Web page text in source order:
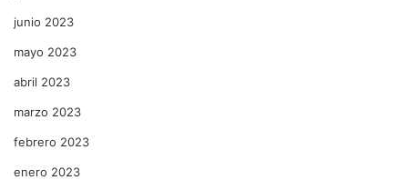
junio 2023
mayo 2023
abril 2023
marzo 2023
febrero 2023
enero 2023